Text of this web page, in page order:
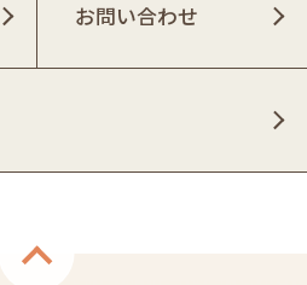
お問い合わせ